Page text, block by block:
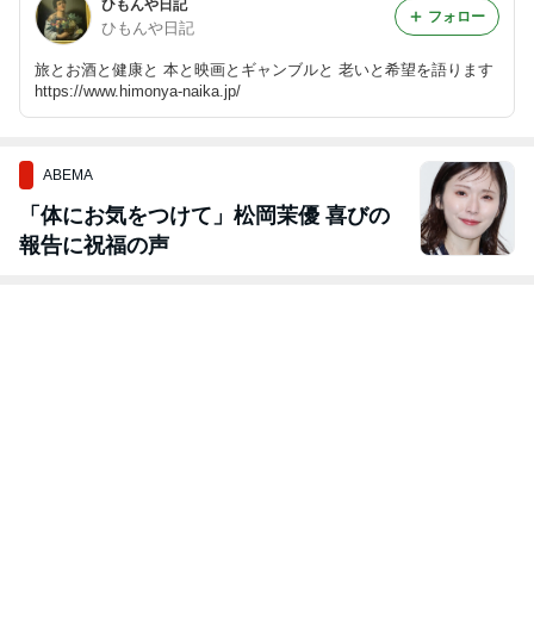
ひもんや日記
ひもんや日記
旅とお酒と健康と 本と映画とギャンブルと 老いと希望を語ります
https://www.himonya-naika.jp/
フォロー
ABEMA
「体にお気をつけて」松岡茉優 喜びの
報告に祝福の声